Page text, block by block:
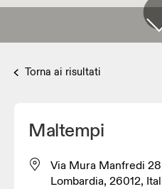
Torna ai risultati
Maltempi
Via Mura Manfredi
Lombardia, 26012,